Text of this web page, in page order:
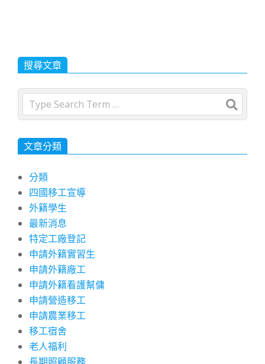
搜尋文章
Search
文章分類
分類
四國移工宣導
外籍學生
最新消息
特定工廠登記
申請外籍實習生
申請外籍廠工
申請外籍看護幫傭
申請營造移工
申請農業移工
移工宿舍
老人福利